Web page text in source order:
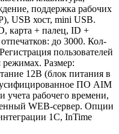
поддержка рабочих
USB хост, mini USB.
карта + палец, ID +
до 3000. Кол-
пользователей
Размер:
12В (блок питания в
ПО AIM
учета рабочего времени,
WEB-сервер. Опции
1С, InTime